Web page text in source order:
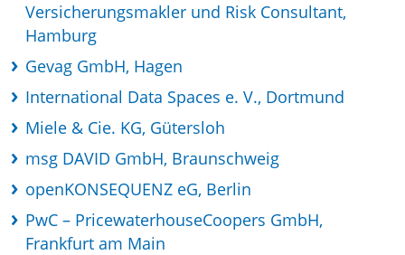
Versicherungsmakler und Risk Consultant,
Hamburg
Gevag GmbH, Hagen
International Data Spaces e. V., Dortmund
Miele & Cie. KG, Gütersloh
msg DAVID GmbH, Braunschweig
openKONSEQUENZ eG, Berlin
PwC – PricewaterhouseCoopers GmbH,
Frankfurt am Main